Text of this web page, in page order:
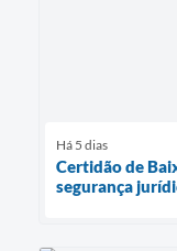
Há 5 dias
Certidão de
segurança